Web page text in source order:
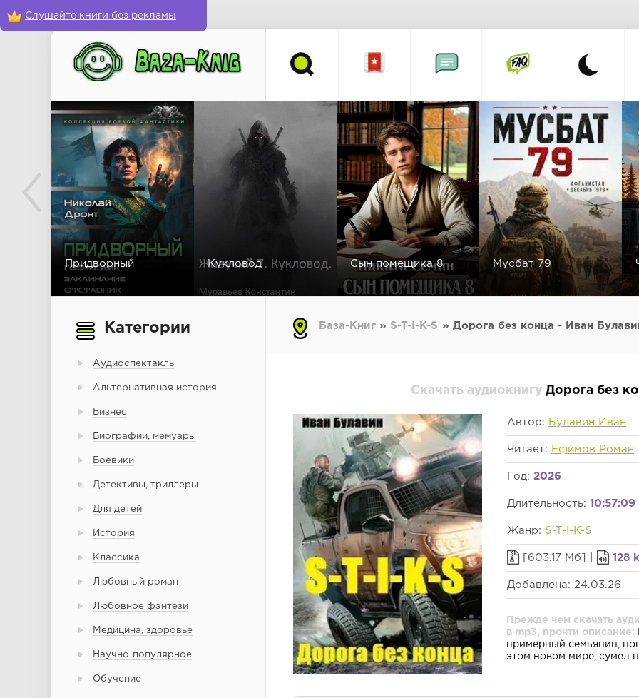
Слушайте книги без рекламы
Придворный Кукловод Сын помещика 8 Мусбат 79
Категории
Аудиоспектакль
Альтернативная история
Бизнес
Биографии, мемуары
Боевики
Детективы, триллеры
Для детей
История
Классика
Любовный роман
Любовное фэнтези
Медицина, здоровье
Научно-популярное
Обучение
База-Книг » S-T-I-K-S » Дорога без конца - Иван
Скачать аудиокнигу Дорога без
Автор: Булавин Иван
Читает: Ефимов Роман
Год: 2026
Длительность: 10:57:09
Жанр: S-T-I-K-S
[603.17 Мб] | 128
Добавлена: 24.03.26
Прежде чем скачать
в mp3, прочти описание:
примерный семьянин,
этом новом мире, сумел